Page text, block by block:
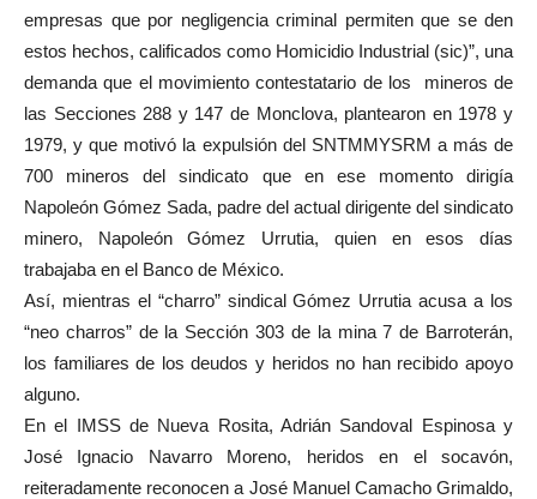
empresas que por negligencia criminal permiten que se den
estos hechos, calificados como Homicidio Industrial (sic)”, una
demanda que el movimiento contestatario de los mineros de
las Secciones 288 y 147 de Monclova, plantearon en 1978 y
1979, y que motivó la expulsión del SNTMMYSRM a más de
700 mineros del sindicato que en ese momento dirigía
Napoleón Gómez Sada, padre del actual dirigente del sindicato
minero, Napoleón Gómez Urrutia, quien en esos días
trabajaba en el Banco de México.
Así, mientras el “charro” sindical Gómez Urrutia acusa a los
“neo charros” de la Sección 303 de la mina 7 de Barroterán,
los familiares de los deudos y heridos no han recibido apoyo
alguno.
En el IMSS de Nueva Rosita, Adrián Sandoval Espinosa y
José Ignacio Navarro Moreno, heridos en el socavón,
reiteradamente reconocen a José Manuel Camacho Grimaldo,